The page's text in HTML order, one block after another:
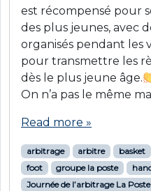
est récompensé pour
des plus jeunes, avec
organisés pendant les
pour transmettre les
dès le plus jeune âge.
On n’a pas le même
Read more »
arbitrage arbitre basket
foot
groupe la poste
Journée de l’arbitrage La Poste